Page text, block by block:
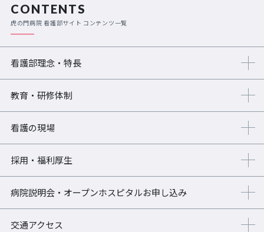
CONTENTS
虎の門病院 看護部サイト コンテンツ一覧
看護部理念・特長
教育・研修体制
看護の現場
採用・福利厚生
病院説明会・オープンホスピタルお申し込み
交通アクセス